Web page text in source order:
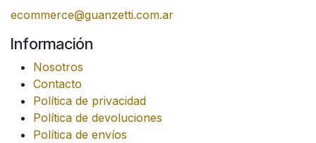
ecommerce@guanzetti.com.ar
Información
Nosotros
Contacto
Política de privacidad
Política de devoluciones
Política de envíos